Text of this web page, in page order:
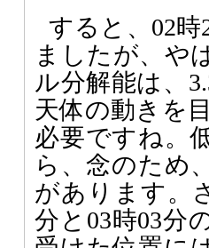
すると、02
ましたが、や
ル分解能は、
天体の動きを
必要ですね。
ら、念のため
があります。
分と03時03分